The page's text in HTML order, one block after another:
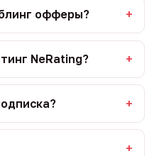
офферы?
NeRating?